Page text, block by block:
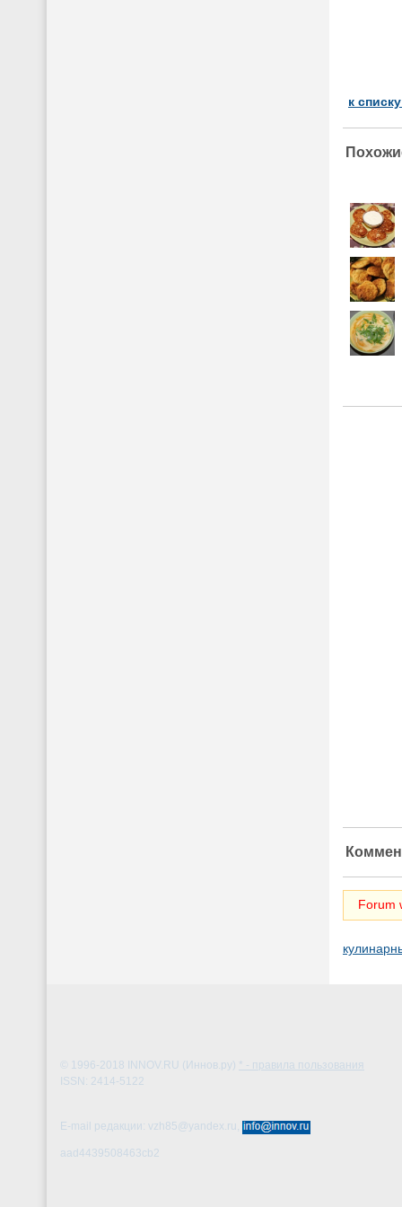
к
Forum
© 1996-2018 INNOV.RU (Иннов.ру) * - правила пользования
ISSN: 2414-5122
E-mail редакции: vzh85@yandex.ru,
aad4439508463cb2